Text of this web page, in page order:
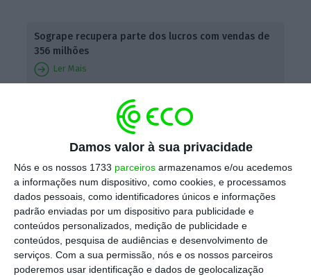
Damos valor à sua privacidade
Nós e os nossos 1733 parceiros armazenamos e/ou acedemos
a informações num dispositivo, como cookies, e processamos
dados pessoais, como identificadores únicos e informações
padrão enviadas por um dispositivo para publicidade e
conteúdos personalizados, medição de publicidade e
conteúdos, pesquisa de audiências e desenvolvimento de
serviços. Com a sua permissão, nós e os nossos parceiros
poderemos usar identificação e dados de geolocalização
Sogrape recupera parte dos lucros com vendas de
356 milhões
Ler Mais
Mais tarde, na sequência de novas
conversações com Bruxelas, foi acertada uma
tarifa de 15% para aplicar no início de agosto
que inicialmente não incluía o vinho. No
entanto, a 21 de agosto houve um novo volte-
face e o sucessor de Joe Biden decidiu mesmo
integrá-lo também neste regime, que vigora
desde 1 de setembro.